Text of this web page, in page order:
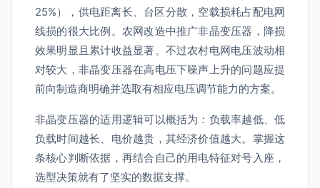
25%），供电距离长、台区分散，空载损耗占配电网
线损的很大比例。农网改造中推广非晶变压器，降损
效果明显且累计收益显著。不过农村电网电压波动相
对较大，非晶变压器在高电压下噪声上升的问题应提
前向制造商明确并选取有相应电压调节能力的方案。
非晶变压器的适用逻辑可以概括为：负载率越低、低
负载时间越长、电价越贵，其经济价值越大。掌握这
条核心判断依据，再结合自己的用电特征对号入座，
选型决策就有了坚实的数据支撑。